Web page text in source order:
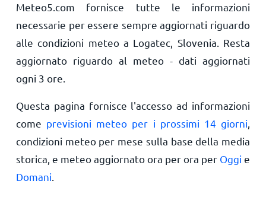
Meteo5.com fornisce tutte le informazioni
necessarie per essere sempre aggiornati riguardo
alle condizioni meteo a Logatec, Slovenia. Resta
aggiornato riguardo al meteo - dati aggiornati
ogni 3 ore.
Questa pagina fornisce l'accesso ad informazioni
come previsioni meteo per i prossimi 14 giorni
condizioni meteo per mese sulla base della media
storica, e meteo aggiornato ora per ora per Oggi e
Domani